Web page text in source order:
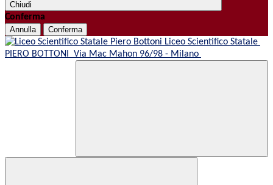
Chiudi
Conferma
Annulla Conferma
Liceo Scientifico Statale
PIERO BOTTONI Via Mac Mahon 96/98 - Milano